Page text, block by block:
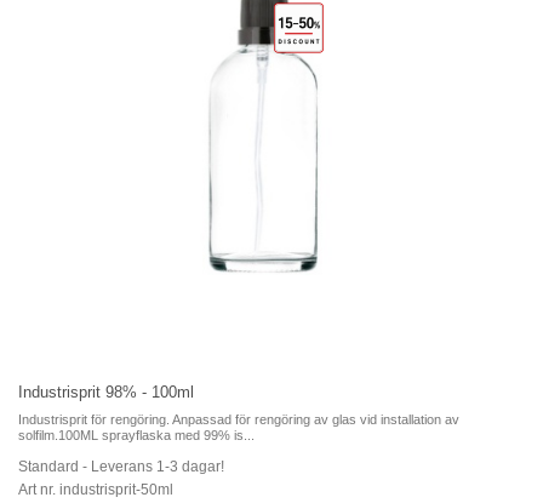
Industrisprit 98% - 100ml
Industrisprit för rengöring. Anpassad för rengöring av glas vid installation av
solfilm.100ML sprayflaska med 99% is...
Standard - Leverans 1-3 dagar!
Art nr. industrisprit-50ml